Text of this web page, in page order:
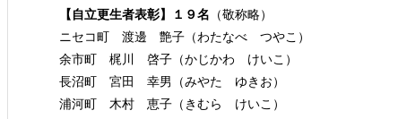
【自立更生者表彰】１９名 （敬称略）
ニセコ町 渡邊 艶子（わたなべ つやこ）
余市町 梶川 啓子（かじかわ けいこ）
長沼町 宮田 幸男（みやた ゆきお）
浦河町 木村 恵子（きむら けいこ）